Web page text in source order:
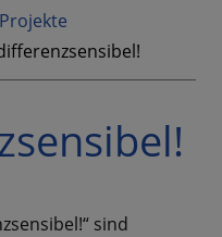
sind